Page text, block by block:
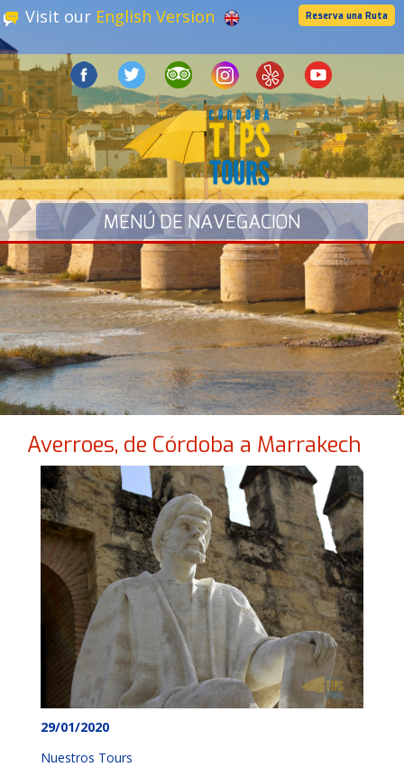
Visit our English Version Reserva una Ruta
Averroes, de Córdoba a Marrakech
29/01/2020
Nuestros Tours